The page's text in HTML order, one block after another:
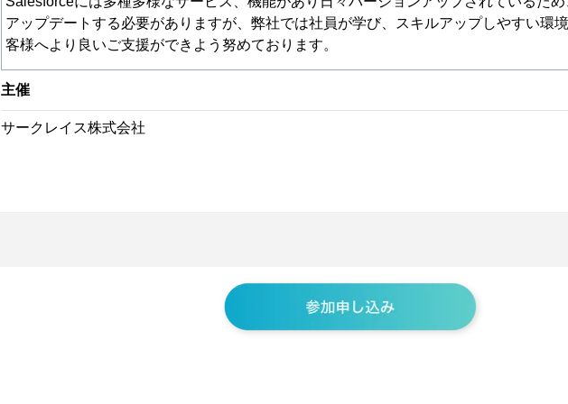
アップデートする必要がありますが、弊社では社員が学び、スキルアップしやすい環
客様へより良いご支援ができよう努めております。
主催
サークレイス株式会社